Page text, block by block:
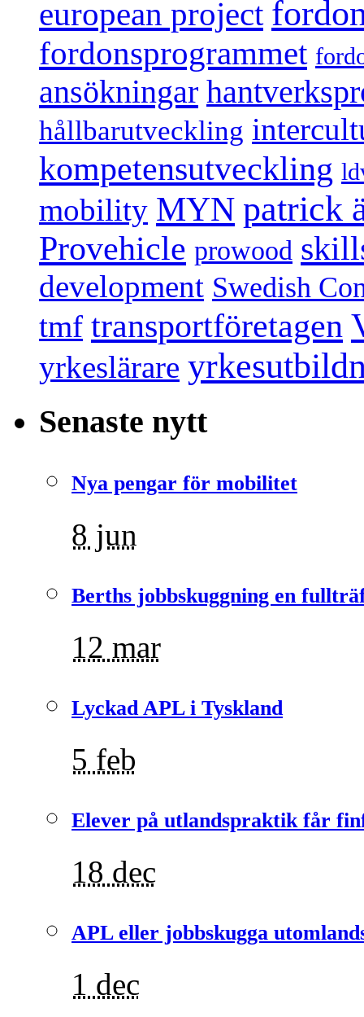
european project
fordonsprogrammet
ansökningar
hållbarutveckling
kompetensutveckling
mobility MYN patrick
Provehicle prowood
development Swedish
tmf transportföretagen
yrkeslärare
Senaste nytt
Nya pengar för mobilitet
8 jun
Berths jobbskuggning en
12 mar
Lyckad APL i Tyskland
5 feb
Elever på utlandspraktik får
18 dec
APL eller jobbskugga
1 dec